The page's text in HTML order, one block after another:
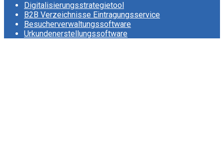
Digitalisierungsstrategietool
B2B Verzeichnisse Eintragungsservice
Besucherverwaltungssoftware
Urkundenerstellungssoftware